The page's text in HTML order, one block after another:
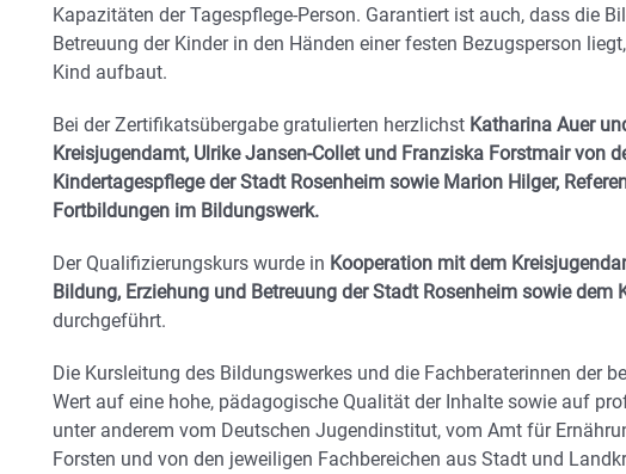
Kapazitäten der Tagespflege-Person. Garantiert ist auch, dass die
Betreuung der Kinder in den Händen einer festen Bezugsperson
Kind aufbaut.
Bei der Zertifikatsübergabe gratulierten herzlichst Katharina Auer
Kreisjugendamt, Ulrike Jansen-Collet und Franziska Forstmair von
Kindertagespflege der Stadt Rosenheim sowie Marion Hilger,
Fortbildungen im Bildungswerk.
Der Qualifizierungskurs wurde in Kooperation mit dem
Bildung, Erziehung und Betreuung der Stadt Rosenheim sowie dem
durchgeführt.
Die Kursleitung des Bildungswerkes und die Fachberaterinnen der
Wert auf eine hohe, pädagogische Qualität der Inhalte sowie auf
unter anderem vom Deutschen Jugendinstitut, vom Amt für
Forsten und von den jeweiligen Fachbereichen aus Stadt und